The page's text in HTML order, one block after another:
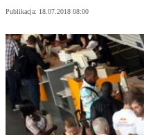
Publikacja: 18.07.2018 08:00